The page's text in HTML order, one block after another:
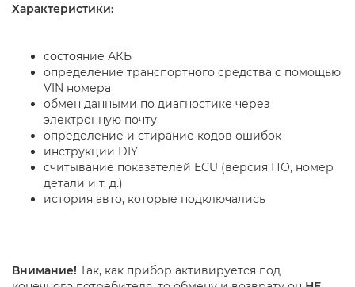
Характеристики:
состояние АКБ
определение транспортного средства с помощью
VIN номера
обмен данными по диагностике через
электронную почту
определение и стирание кодов ошибок
инструкции DIY
считывание показателей ECU (версия ПО, номер
детали и т. д.)
история авто, которые подключались
Внимание! Так, как прибор активируется под